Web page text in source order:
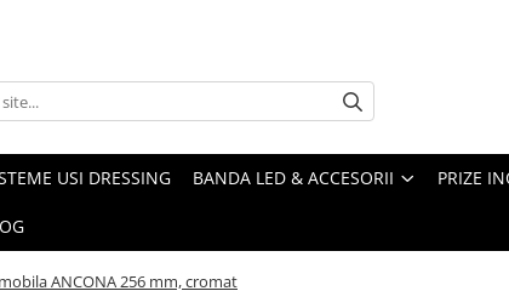
USI DRESSING BANDA LED & ACCESORII PRIZE
ANCONA 256 mm, cromat